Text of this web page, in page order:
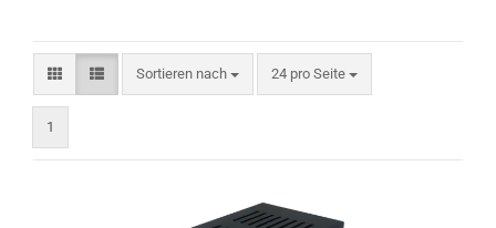
Sortieren nach
Sortieren nach 24 pro Seite
pro Seite
1